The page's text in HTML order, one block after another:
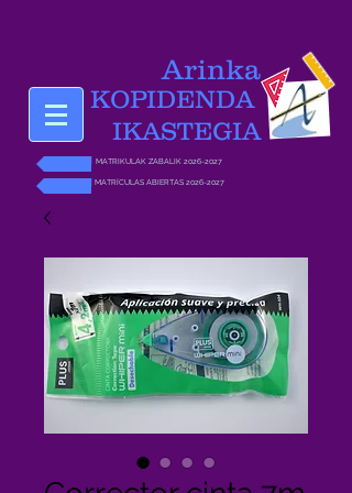
KOPIDENDA
IKASTEGIA
Arinka
MATRIKULAK ZABALIK 2026-2027
MATRÍCULAS ABIERTAS 2026-2027